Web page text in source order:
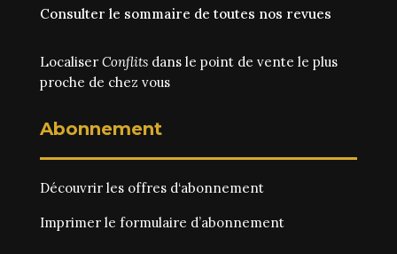
Consulter le sommaire de toutes nos revues
Localiser Conflitsdans le point de vente le plus
proche de chez vous
Abonnement
Découvrir les offres d‘abonnement
Imprimer le formulaire d’abonnement